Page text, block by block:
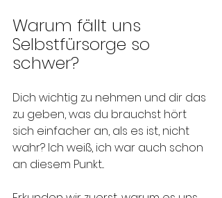
Warum fällt uns
Selbstfürsorge so
schwer?
Dich wichtig zu nehmen und dir das
zu geben, was du brauchst hört
sich einfacher an, als es ist, nicht
wahr? Ich weiß, ich war auch schon
an diesem Punkt...